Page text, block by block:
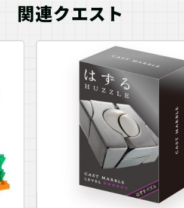
関連クエスト